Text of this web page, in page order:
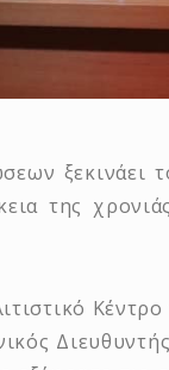
ξεκινάει
της